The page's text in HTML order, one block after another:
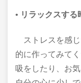
• リラックスする
ストレスを感じ
的に作ってみて
吸をしたり、お